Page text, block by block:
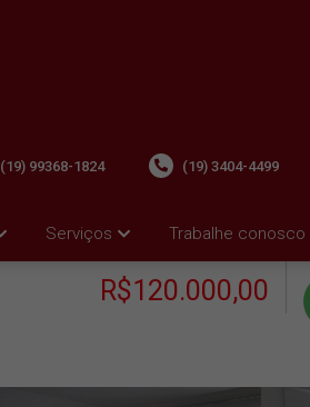
Serviços Trabalhe conosco
(19) 99368-1824 (19) 3404-4499
R$120.000,00